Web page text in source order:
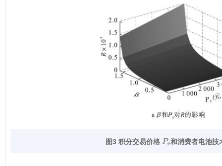
图3 积分交易价格 Pe和消费者电池技